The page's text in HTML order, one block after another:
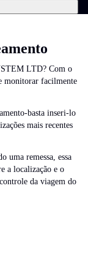
LTD? Com o
monitorar facilmente
basta inseri-lo
mais recentes
uma remessa, essa
a localização e o
da viagem do